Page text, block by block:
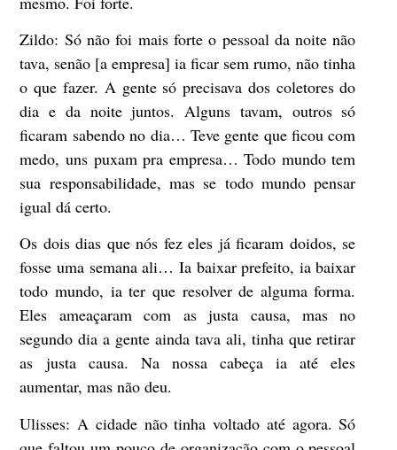
Zildo: Só não foi mais forte o pessoal da noite não
tava, senão [a empresa] ia ficar sem rumo, não tinha
o que fazer. A gente só precisava dos coletores do
dia e da noite juntos. Alguns tavam, outros só
ficaram sabendo no dia… Teve gente que ficou com
medo, uns puxam pra empresa… Todo mundo tem
sua responsabilidade, mas se todo mundo pensar
igual dá certo.
Os dois dias que nós fez eles já ficaram doidos, se
fosse uma semana ali… Ia baixar prefeito, ia baixar
todo mundo, ia ter que resolver de alguma forma.
Eles ameaçaram com as justa causa, mas no
segundo dia a gente ainda tava ali, tinha que retirar
as justa causa. Na nossa cabeça ia até eles
aumentar, mas não deu.
Ulisses: A cidade não tinha voltado até agora. Só